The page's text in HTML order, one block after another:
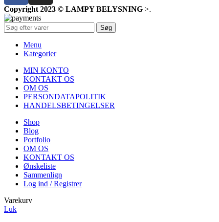
Copyright 2023 © LAMPY BELYSNING >.
Søg
Menu
Kategorier
MIN KONTO
KONTAKT OS
OM OS
PERSONDATAPOLITIK
HANDELSBETINGELSER
Shop
Blog
Portfolio
OM OS
KONTAKT OS
Ønskeliste
Sammenlign
Log ind / Registrer
Varekurv
Luk